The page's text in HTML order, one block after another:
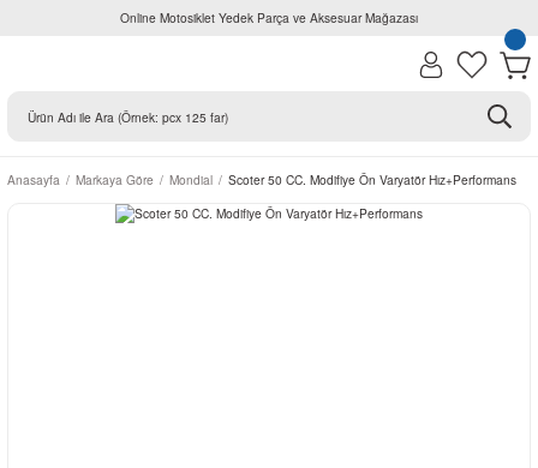
Online Motosiklet Yedek Parça ve Aksesuar Mağazası
Anasayfa Markaya Göre Mondial Scoter 50 CC. Modifiye Ön Varyatör Hız+Performans